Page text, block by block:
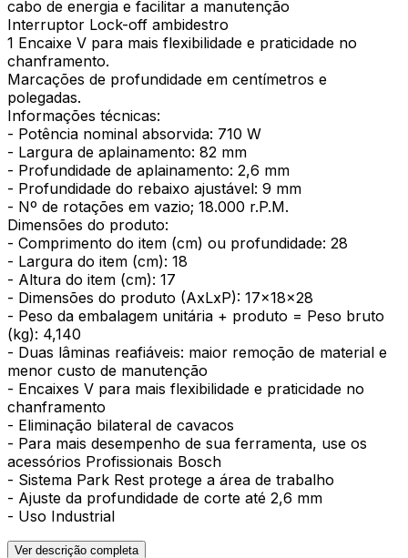
cabo de energia e facilitar a manutenção
Interruptor Lock-off ambidestro
1 Encaixe V para mais flexibilidade e praticidade no
chanframento.
Marcações de profundidade em centímetros e
polegadas.
Informações técnicas:
- Potência nominal absorvida: 710 W
- Largura de aplainamento: 82 mm
- Profundidade de aplainamento: 2,6 mm
- Profundidade do rebaixo ajustável: 9 mm
- Nº de rotações em vazio; 18.000 r.P.M.
Dimensões do produto:
- Comprimento do item (cm) ou profundidade: 28
- Largura do item (cm): 18
- Altura do item (cm): 17
- Dimensões do produto (AxLxP): 17x18x28
- Peso da embalagem unitária + produto = Peso bruto
(kg): 4,140
- Duas lâminas reafiáveis: maior remoção de material e
menor custo de manutenção
- Encaixes V para mais flexibilidade e praticidade no
chanframento
- Eliminação bilateral de cavacos
- Para mais desempenho de sua ferramenta, use os
acessórios Profissionais Bosch
- Sistema Park Rest protege a área de trabalho
- Ajuste da profundidade de corte até 2,6 mm
- Uso Industrial
Ver descrição completa